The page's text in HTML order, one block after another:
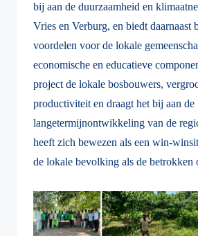
bij aan de duurzaamheid en
Vries en Verburg, en biedt daarnaast
voordelen voor de lokale
economische en educatieve
project de lokale bosbouwers,
productiviteit en draagt het bij aan de
langetermijnontwikkeling van de
heeft zich bewezen als een win-
de lokale bevolking als de betrokken